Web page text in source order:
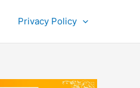
Privacy Policy